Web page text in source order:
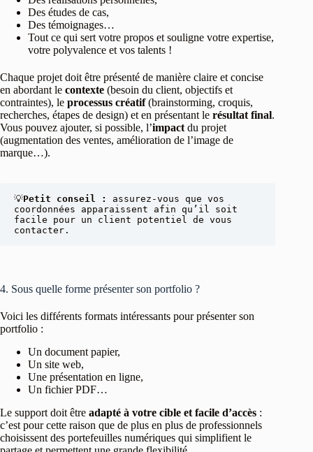
Des études de cas,
Des témoignages…
Tout ce qui sert votre propos et souligne votre expertise,
votre polyvalence et vos talents !
Chaque projet doit être présenté de manière claire et concise
en abordant le contexte (besoin du client, objectifs et
contraintes), le processus créatif(brainstorming, croquis,
recherches, étapes de design) et en présentant le résultat final.
Vous pouvez ajouter, si possible, l’impact du projet
(augmentation des ventes, amélioration de l’image de
marque…).
💡Petit conseil : assurez-vous que vos
coordonnées apparaissent afin qu’il soit
facile pour un client potentiel de vous
contacter.
4. Sous quelle forme présenter son portfolio ?
Voici les différents formats intéressants pour présenter son
portfolio :
Un document papier,
Un site web,
Une présentation en ligne,
Un fichier PDF…
Le support doit être adapté à votre cible et facile d’accès :
c’est pour cette raison que de plus en plus de professionnels
choisissent des portefeuilles numériques qui simplifient le